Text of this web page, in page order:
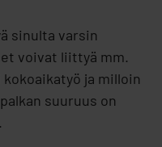
sinulta varsin
voivat liittyä mm.
ja milloin
suuruus on